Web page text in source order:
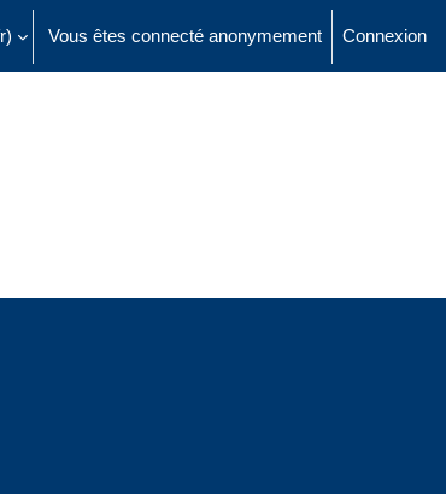
de recherche
Vous êtes connecté anonymement Connexion